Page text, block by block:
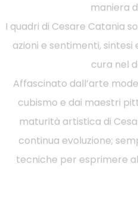
maniera
I quadri di Cesare Catania
azioni e sentimenti,
cura nel
Affascinato dall’arte
cubismo e dai maestri
maturità artistica di
continua evoluzione;
tecniche per esprimere